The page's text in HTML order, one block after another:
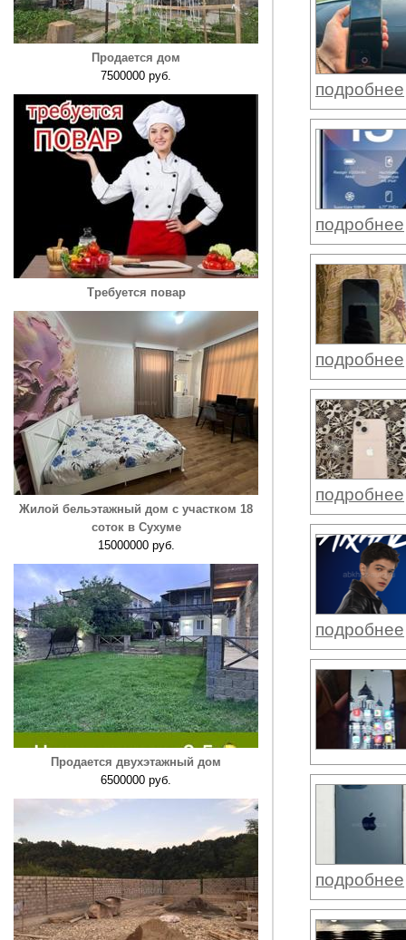
Продается дом
7500000 руб.
Требуется повар
Жилой бельэтажный дом с участком 18
соток в Сухуме
15000000 руб.
Продается двухэтажный дом
6500000 руб.
подробнее
подробнее
подробнее
подробнее
подробнее
подробнее